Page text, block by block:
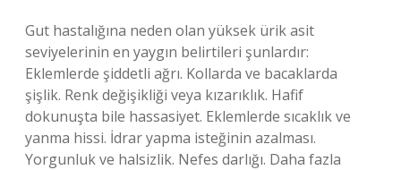
Gut hastalığına neden olan yüksek ürik asit
seviyelerinin en yaygın belirtileri şunlardır:
Eklemlerde şiddetli ağrı. Kollarda ve bacaklarda
şişlik. Renk değişikliği veya kızarıklık. Hafif
dokunuşta bile hassasiyet. Eklemlerde sıcaklık ve
yanma hissi. İdrar yapma isteğinin azalması.
Yorgunluk ve halsizlik. Nefes darlığı. Daha fazla